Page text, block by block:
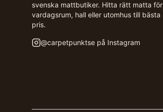
svenska mattbutiker. Hitta rätt matta för
vardagsrum, hall eller utomhus till bästa
pris.
@carpetpunktse på Instagram